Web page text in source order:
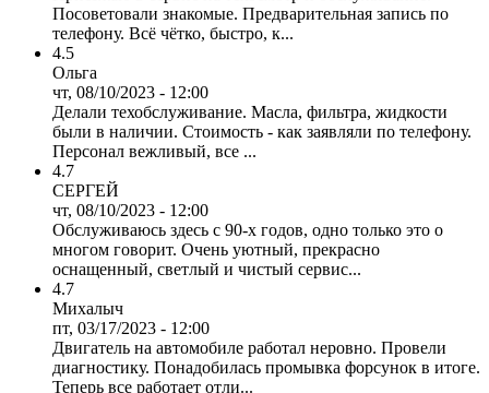
Посоветовали знакомые. Предварительная запись по
телефону. Всё чётко, быстро, к...
4.5
Ольга
чт, 08/10/2023 - 12:00
Делали техобслуживание. Масла, фильтра, жидкости
были в наличии. Стоимость - как заявляли по телефону.
Персонал вежливый, все ...
4.7
СЕРГЕЙ
чт, 08/10/2023 - 12:00
Обслуживаюсь здесь с 90-х годов, одно только это о
многом говорит. Очень уютный, прекрасно
оснащенный, светлый и чистый сервис...
4.7
Михалыч
пт, 03/17/2023 - 12:00
Двигатель на автомобиле работал неровно. Провели
диагностику. Понадобилась промывка форсунок в итоге.
Теперь все работает отли...